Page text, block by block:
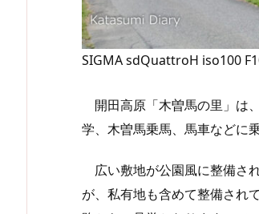
SIGMA sdQuattroH iso100
開田高原「木曽馬の里」は
学、木曽馬乗馬、馬車などに
広い敷地が公園風に整備さ
が、私有地も含めて整備され